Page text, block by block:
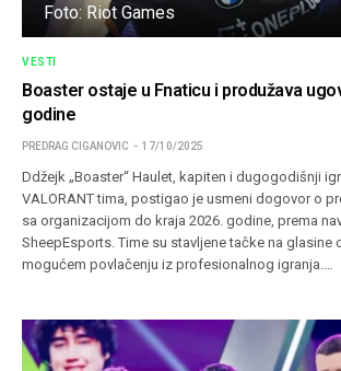
Foto: Riot Games
VESTI
Boaster ostaje u Fnaticu i produžava
godine
PREDRAG CIGANOVIC 17/10/2025
Ddžejk „Boaster“ Haulet, kapiten i dugogodišnji
VALORANT tima, postigao je usmeni dogovor o
sa organizacijom do kraja 2026. godine, prema
SheepEsports. Time su stavljene tačke na glasine
mogućem povlačenju iz profesionalnog igranja.…